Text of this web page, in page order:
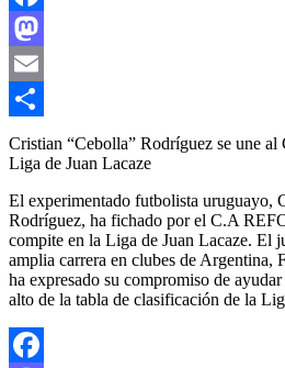
Facebook
Mastodon
Email
Compartir
Cristian “Cebolla” Rodríguez se une
Liga de Juan Lacaze
El experimentado futbolista uruguayo,
Rodríguez, ha fichado por el C.A
compite en la Liga de Juan Lacaze. El
amplia carrera en clubes de Argentina,
ha expresado su compromiso de
alto de la tabla de clasificación de la